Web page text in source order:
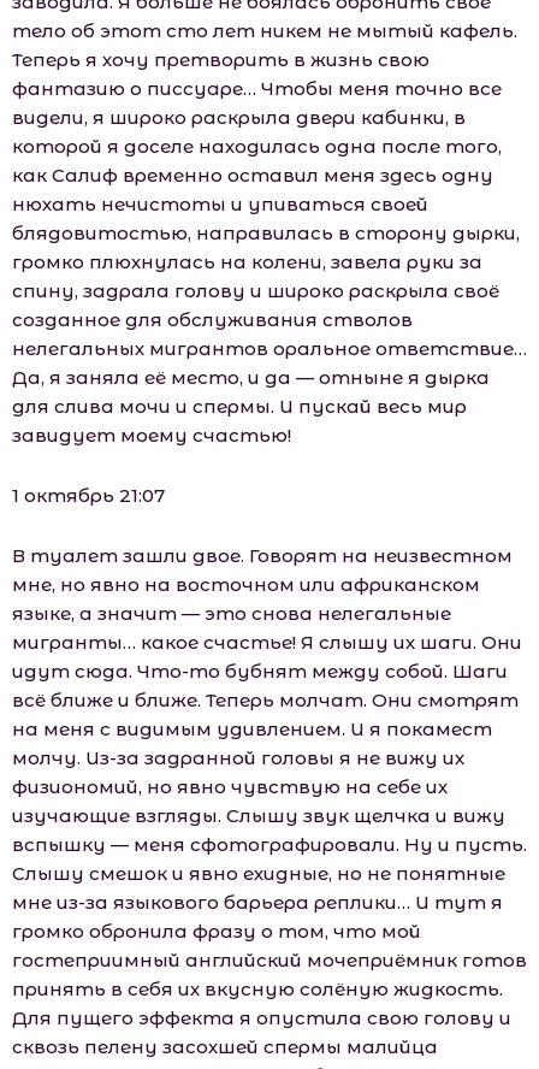
тело об этот сто лет никем не мытый кафель.
Теперь я хочу претворить в жизнь свою
фантазию о писсуаре… Чтобы меня точно все
видели, я широко раскрыла двери кабинки, в
которой я доселе находилась одна после того,
как Салиф временно оставил меня здесь одну
нюхать нечистоты и упиваться своей
блядовитостью, направилась в сторону дырки,
громко плюхнулась на колени, завела руки за
спину, задрала голову и широко раскрыла своё
созданное для обслуживания стволов
нелегальных мигрантов оральное ответствие…
Да, я заняла её место, и да — отныне я дырка
для слива мочи и спермы. И пускай весь мир
завидует моему счастью!
1 октябрь 21:07
В туалет зашли двое. Говорят на неизвестном
мне, но явно на восточном или африканском
языке, а значит — это снова нелегальные
мигранты… какое счастье! Я слышу их шаги. Они
идут сюда. Что-то бубнят между собой. Шаги
всё ближе и ближе. Теперь молчат. Они смотрят
на меня с видимым удивлением. И я покамест
молчу. Из-за задранной головы я не вижу их
физиономий, но явно чувствую на себе их
изучающие взгляды. Слышу звук щелчка и вижу
вспышку — меня сфотографировали. Ну и пусть.
Слышу смешок и явно ехидные, но не понятные
мне из-за языкового барьера реплики… И тут я
громко обронила фразу о том, что мой
гостеприимный английский мочеприёмник готов
принять в себя их вкусную солёную жидкость.
Для пущего эффекта я опустила свою голову и
сквозь пелену засохшей спермы малийца